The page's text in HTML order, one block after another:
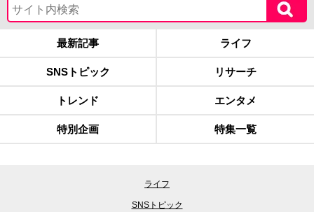
最新記事 ライフ
SNSトピック リサーチ
トレンド エンタメ
特別企画 特集一覧
ライフ
SNSトピック